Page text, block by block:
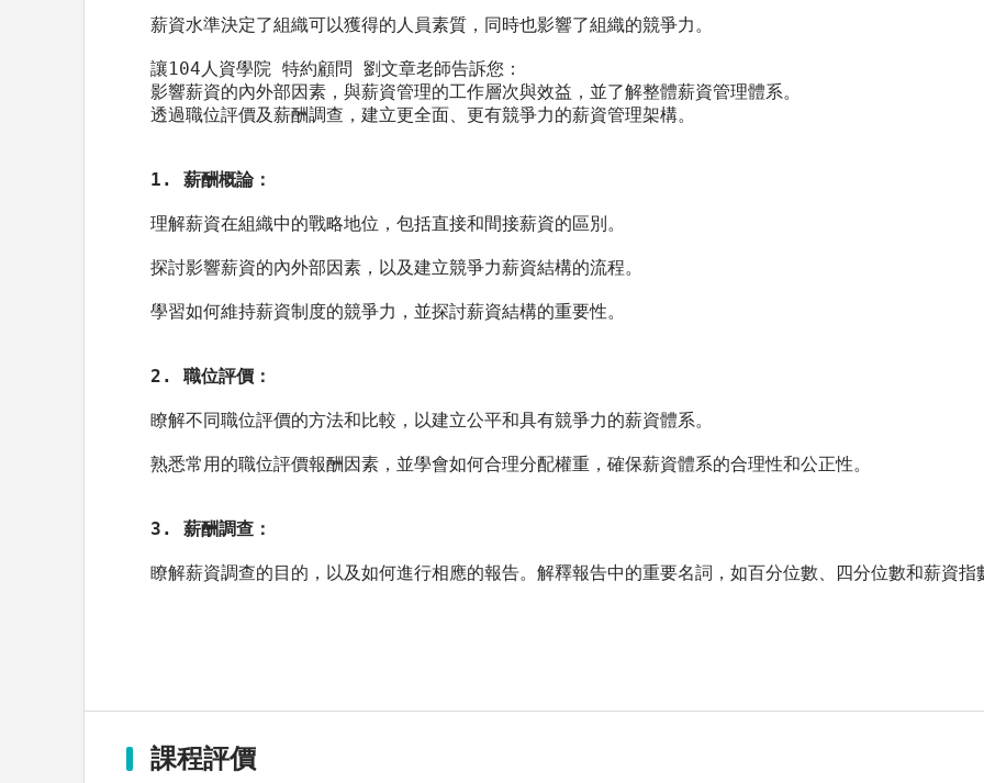
薪資水準決定了組織可以獲得的人員素質，同時也影響了組織的競爭力。
讓104人資學院 特約顧問 劉文章老師告訴您：
影響薪資的內外部因素，與薪資管理的工作層次與效益，並了解整體薪資管理體系。
透過職位評價及薪酬調查，建立更全面、更有競爭力的薪資管理架構。
1. 薪酬概論：
理解薪資在組織中的戰略地位，包括直接和間接薪資的區別。
探討影響薪資的內外部因素，以及建立競爭力薪資結構的流程。
學習如何維持薪資制度的競爭力，並探討薪資結構的重要性。
2. 職位評價：
瞭解不同職位評價的方法和比較，以建立公平和具有競爭力的薪資體系。
熟悉常用的職位評價報酬因素，並學會如何合理分配權重，確保薪資體系的合理性和公正性。
3. 薪酬調查：
瞭解薪資調查的目的，以及如何進行相應的報告。解釋報告中的重要名詞，如百分位數、四分位數和薪資指
課程評價